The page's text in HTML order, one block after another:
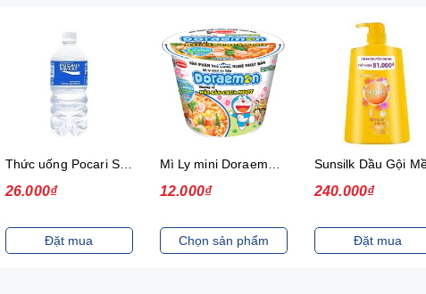
26.000₫
Đặt mua
12.000₫
Chọn sản phẩm
240.000₫
Đặt mua